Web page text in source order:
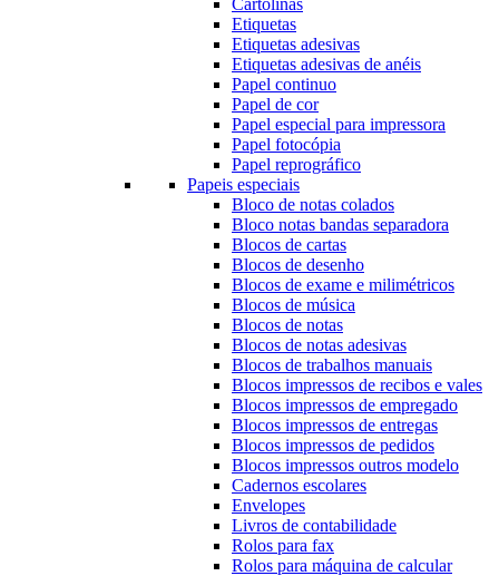
Cartolinas
Etiquetas
Etiquetas adesivas
Etiquetas adesivas de anéis
Papel continuo
Papel de cor
Papel especial para impressora
Papel fotocópia
Papel reprográfico
Papeis especiais
Bloco de notas colados
Bloco notas bandas separadora
Blocos de cartas
Blocos de desenho
Blocos de exame e milimétricos
Blocos de música
Blocos de notas
Blocos de notas adesivas
Blocos de trabalhos manuais
Blocos impressos de recibos e vales
Blocos impressos de empregado
Blocos impressos de entregas
Blocos impressos de pedidos
Blocos impressos outros modelo
Cadernos escolares
Envelopes
Livros de contabilidade
Rolos para fax
Rolos para máquina de calcular